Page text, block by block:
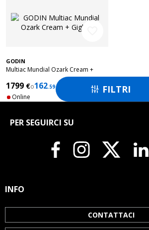
 FILTRI
GODIN
Multiac Mundial Ozark Cream +
1799 €o162.59€
Online
PER SEGUIRCI SU
INFO
CONTATTACI